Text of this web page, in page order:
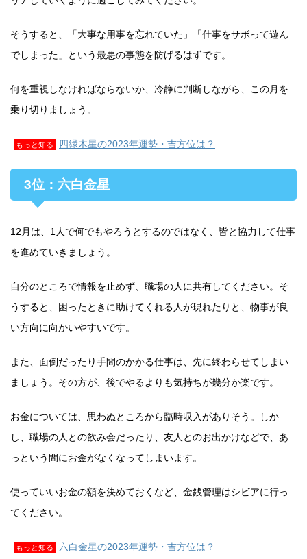
そうすると、「大事な用事を忘れていた」「仕事をサボって遊ん
でしまった」という最悪の事態を防げるはずです。
何を重視しなければならないか、冷静に判断しながら、この月を
乗り切りましょう。
もっと知る 四緑木星の2023年運勢・吉方位は？
3位：六白金星
12月は、1人で何でもやろうとするのではなく、皆と協力して仕事
を進めていきましょう。
自分のところで情報を止めず、職場の人に共有してください。そ
うすると、困ったときに助けてくれる人が現れたりと、物事が良
い方向に向かいやすいです。
また、面倒だったり手間のかかる仕事は、先に終わらせてしまい
ましょう。その方が、後でやるよりも気持ちが幾分か楽です。
お金については、思わぬところから臨時収入がありそう。しか
し、職場の人との飲み会だったり、友人とのお出かけなどで、あ
っという間にお金がなくなってしまいます。
使っていいお金の額を決めておくなど、金銭管理はシビアに行っ
てください。
もっと知る 六白金星の2023年運勢・吉方位は？